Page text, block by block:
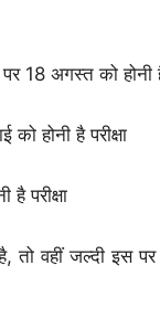
18 अगस्त को होनी है
होनी है परीक्षा
परीक्षा
वहीं जल्दी इस पर